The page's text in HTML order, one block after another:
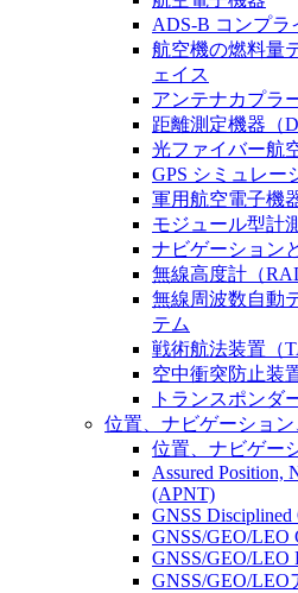
ADS-B コンプラ
航空機の燃料量
ェイス
アンテナカプラ
距離測定機器（
光ファイバー航
GPS シミュレー
軍用航空電子機
モジュール型計
ナビゲーション
無線高度計（
無線周波数自動
テム
戦術航法装置（
空中衝突防止装
トランスポンダ
位置、ナビゲーショ
位置、ナビゲー
Assured Position,
(APNT)
GNSS Disciplined
GNSS/GEO/LEO
GNSS/GEO/LEO
GNSS/GEO/LEO